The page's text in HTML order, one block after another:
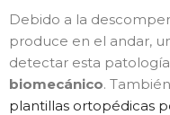
Debido a la
produce en el andar,
detectar esta
biomecánico.
plantillas ortopédicas